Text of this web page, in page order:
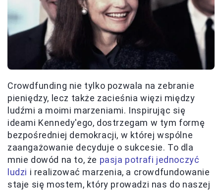
Crowdfunding nie tylko pozwala na zebranie
pieniędzy, lecz także zacieśnia więzi między
ludźmi a moimi marzeniami. Inspirując się
ideami Kennedy'ego, dostrzegam w tym formę
bezpośredniej demokracji, w której wspólne
zaangażowanie decyduje o sukcesie. To dla
mnie dowód na to, że pasja potrafi jednoczyć
ludzi i realizować marzenia, a crowdfundowanie
staje się mostem, który prowadzi nas do naszej